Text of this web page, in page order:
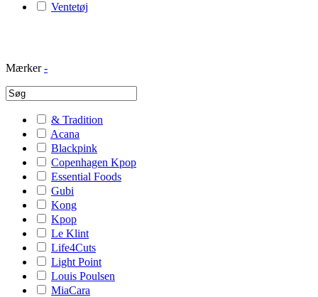
Ventetøj
Mærker -
& Tradition
Acana
Blackpink
Copenhagen Kpop
Essential Foods
Gubi
Kong
Kpop
Le Klint
Life4Cuts
Light Point
Louis Poulsen
MiaCara